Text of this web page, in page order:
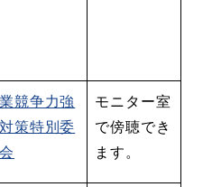
競争力強
策特別委
モニター室
で傍聴でき
ます。